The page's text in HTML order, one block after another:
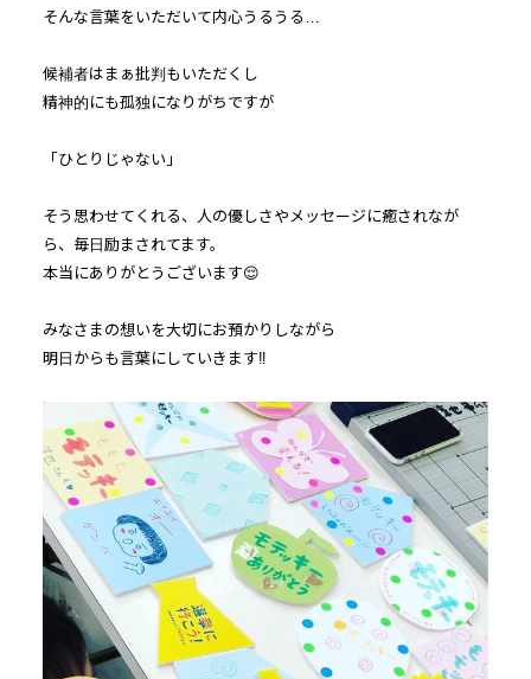
そんな言葉をいただいて内心うるうる…
候補者はまぁ批判もいただくし
精神的にも孤独になりがちですが
「ひとりじゃない」
そう思わせてくれる、人の優しさやメッセージに癒されなが
ら、毎日励まされてます。
本当にありがとうございます😌
みなさまの想いを大切にお預かりしながら
明日からも言葉にしていきます‼️